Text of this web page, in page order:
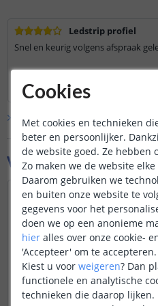
Ledstrip profiel
Snel en keurig volgens afspraak
Frans Hulshof |4 juni 2021
Bekijk alle 2 reviews
Vraag & antwoord
Is de tussenruimte voldoende
een adapter en RF unit te plaatsen
(stroompunt komt uit muur)?
Door op zondag 19 december 2021
Het is niet mogelijk om de adapter
controller (ontvanger van de
afstandsbediening) in het profiel
plaatsen. Deze dienen buiten het
Bekijk hele antwoord
Cookies
Met cookies en technieken
beter en persoonlijker.
de website goed. Ze hebben
Zo maken we de website
Daarom gebruiken we
en buiten onze website te
gegevens voor het
doen we op een anonieme
hier alles over onze cookie-
'Accepteer' om te accepteren.
Kiest u voor weigeren? Dan
functionele en analytische
technieken die daarop